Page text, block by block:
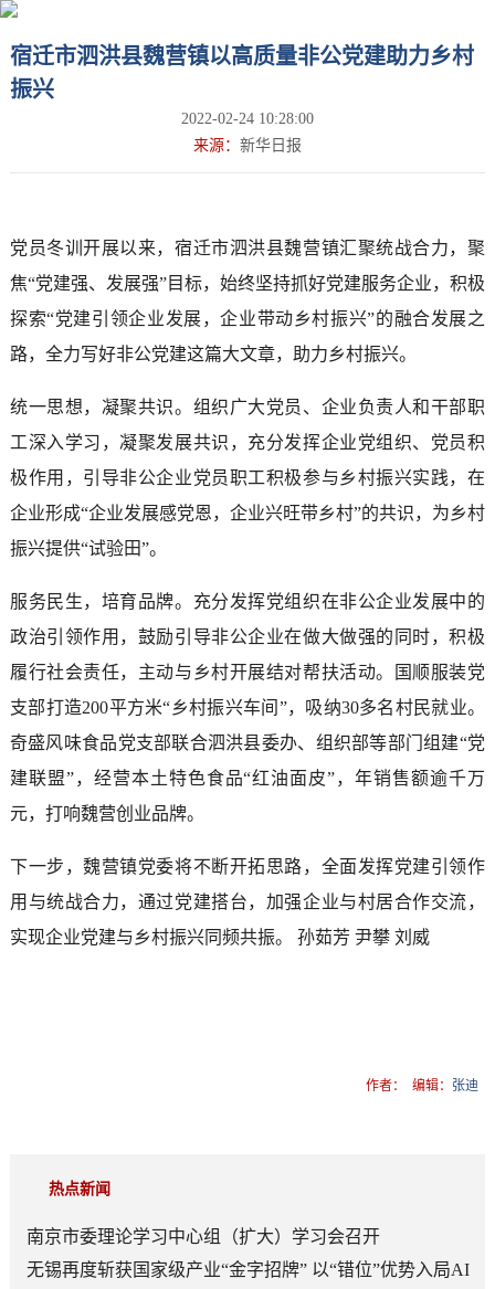
宿迁市泗洪县魏营镇以高质量非公党建助力乡村
振兴
2022-02-24 10:28:00
来源： 新华日报
党员冬训开展以来，宿迁市泗洪县魏营镇汇聚统战合力，聚
焦“党建强、发展强”目标，始终坚持抓好党建服务企业，积极
探索“党建引领企业发展，企业带动乡村振兴”的融合发展之
路，全力写好非公党建这篇大文章，助力乡村振兴。
统一思想，凝聚共识。组织广大党员、企业负责人和干部职
工深入学习，凝聚发展共识，充分发挥企业党组织、党员积
极作用，引导非公企业党员职工积极参与乡村振兴实践，在
企业形成“企业发展感党恩，企业兴旺带乡村”的共识，为乡村
振兴提供“试验田”。
服务民生，培育品牌。充分发挥党组织在非公企业发展中的
政治引领作用，鼓励引导非公企业在做大做强的同时，积极
履行社会责任，主动与乡村开展结对帮扶活动。国顺服装党
支部打造200平方米“乡村振兴车间”，吸纳30多名村民就业。
奇盛风味食品党支部联合泗洪县委办、组织部等部门组建“党
建联盟”，经营本土特色食品“红油面皮”，年销售额逾千万
元，打响魏营创业品牌。
下一步，魏营镇党委将不断开拓思路，全面发挥党建引领作
用与统战合力，通过党建搭台，加强企业与村居合作交流，
实现企业党建与乡村振兴同频共振。 孙茹芳 尹攀 刘威
作者： 编辑： 张迪
热点新闻
南京市委理论学习中心组（扩大）学习会召开
无锡再度斩获国家级产业“金字招牌” 以“错位”优势入局AI